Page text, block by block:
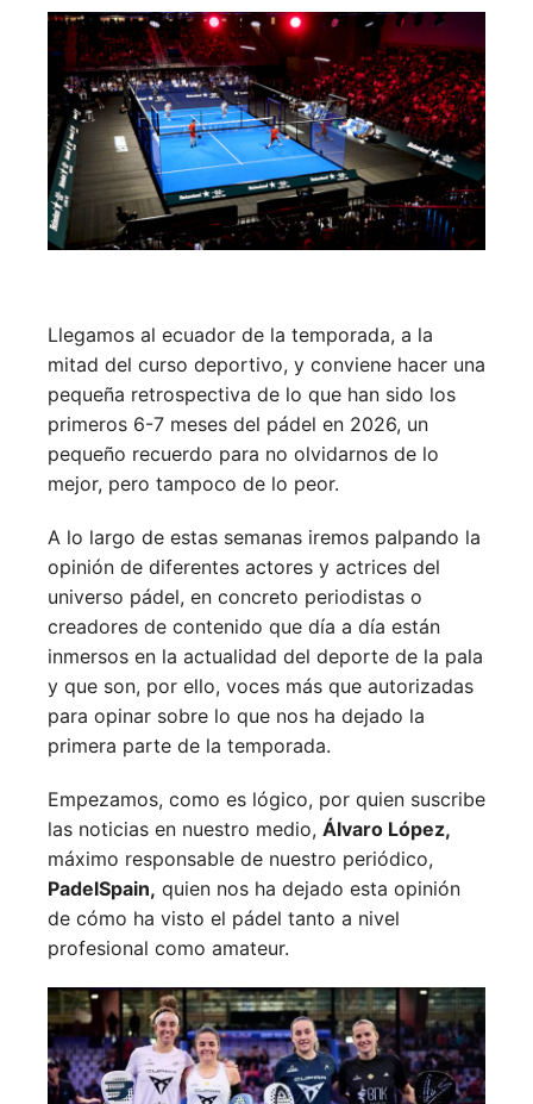
Llegamos al ecuador de la temporada, a la
mitad del curso deportivo, y conviene hacer una
pequeña retrospectiva de lo que han sido los
primeros 6-7 meses del pádel en 2026, un
pequeño recuerdo para no olvidarnos de lo
mejor, pero tampoco de lo peor.
A lo largo de estas semanas iremos palpando la
opinión de diferentes actores y actrices del
universo pádel, en concreto periodistas o
creadores de contenido que día a día están
inmersos en la actualidad del deporte de la pala
y que son, por ello, voces más que autorizadas
para opinar sobre lo que nos ha dejado la
primera parte de la temporada.
Empezamos, como es lógico, por quien suscribe
las noticias en nuestro medio, Álvaro López,
máximo responsable de nuestro periódico,
PadelSpain, quien nos ha dejado esta opinión
de cómo ha visto el pádel tanto a nivel
profesional como amateur.